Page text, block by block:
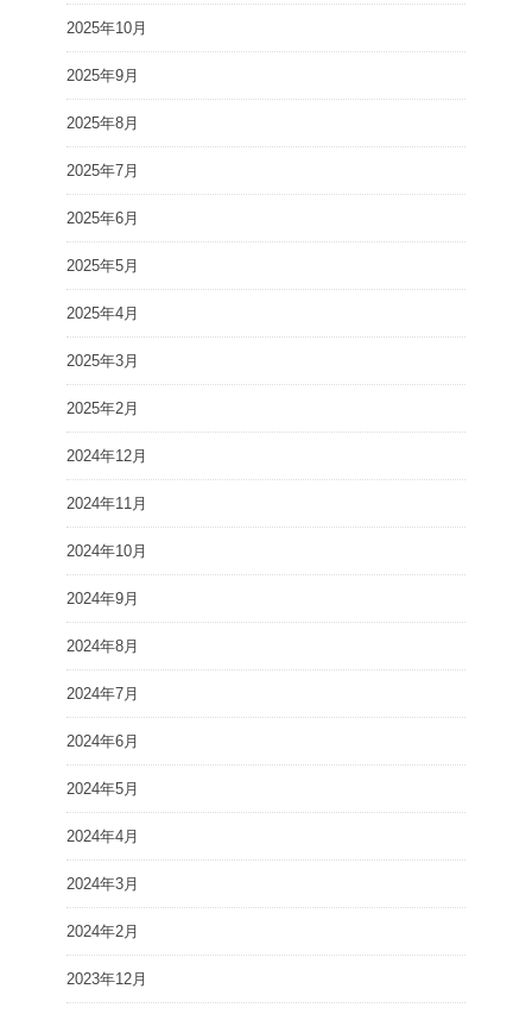
2025年10月
2025年9月
2025年8月
2025年7月
2025年6月
2025年5月
2025年4月
2025年3月
2025年2月
2024年12月
2024年11月
2024年10月
2024年9月
2024年8月
2024年7月
2024年6月
2024年5月
2024年4月
2024年3月
2024年2月
2023年12月